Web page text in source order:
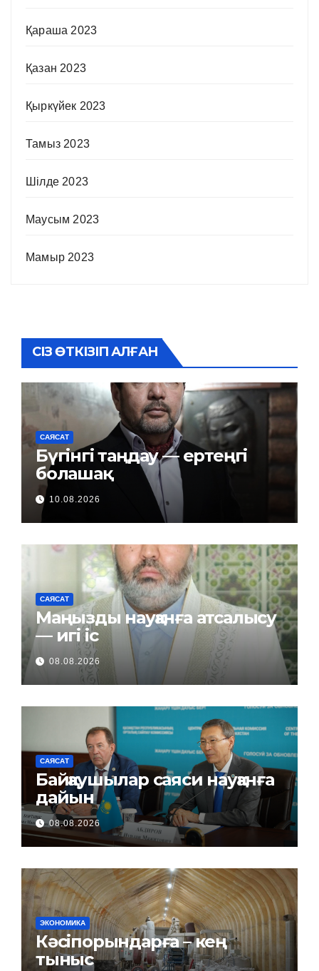
Қараша 2023
Қазан 2023
Қыркүйек 2023
Тамыз 2023
Шілде 2023
Маусым 2023
Мамыр 2023
СІЗ ӨТКІЗІП АЛҒАН
САЯСАТ
Бүгінгі таңдау — ертеңгі
болашақ
10.08.2026
САЯСАТ
Маңызды науқанға атсалысу
— игі іс
08.08.2026
САЯСАТ
Байқаушылар саяси науқанға
дайын
08.08.2026
ЭКОНОМИКА
Кәсіпорындарға – кең
тыныс